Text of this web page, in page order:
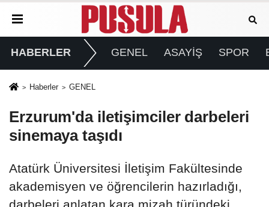
HABERLER GENEL ASAYİŞ SPOR
Haberler GENEL
Erzurum'da iletişimciler darbeleri
sinemaya taşıdı
Atatürk Üniversitesi İletişim Fakültesinde
akademisyen ve öğrencilerin hazırladığı,